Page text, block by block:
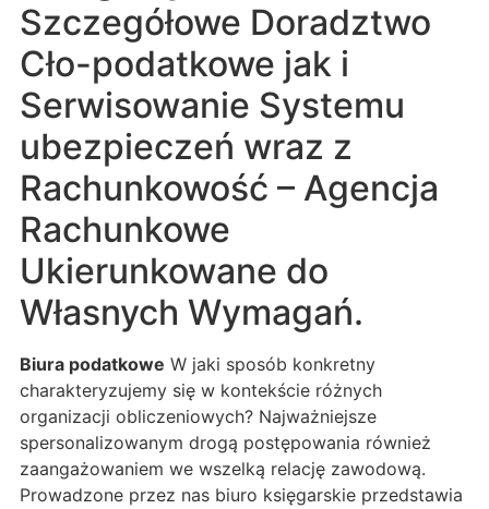
Szczegółowe Doradztwo
Cło-podatkowe jak i
Serwisowanie Systemu
ubezpieczeń wraz z
Rachunkowość – Agencja
Rachunkowe
Ukierunkowane do
Własnych Wymagań.
Biura podatkowe W jaki sposób konkretny
charakteryzujemy się w kontekście różnych
organizacji obliczeniowych? Najważniejsze
spersonalizowanym drogą postępowania również
zaangażowaniem we wszelką relację zawodową.
Prowadzone przez nas biuro księgarskie przedstawia